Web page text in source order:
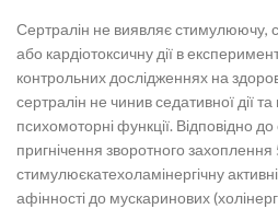
Сертралін не виявляє стимулюючу,
або кардіотоксичну дії в
контрольних дослідженнях на
сертралін не чинив седативної дії
психомоторні функції. Відповідно
пригнічення зворотного
стимулюєкатехоламінергічну
афінності до мускаринових